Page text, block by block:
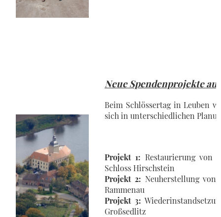
Neue Spendenprojekte
Beim Schlössertag in Leuben
sich in unterschiedlichen
Projekt 1: Restaurierung von
Schloss Hirschstein
Projekt 2: Neuherstellung von
Rammenau
Projekt 3:
Großsedlitz